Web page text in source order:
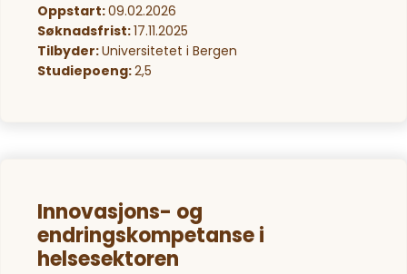
Oppstart:09.02.2026
Søknadsfrist:17.11.2025
Tilbyder:Universitetet i Bergen
Studiepoeng:2,5
Innovasjons- og
endringskompetanse i
helsesektoren